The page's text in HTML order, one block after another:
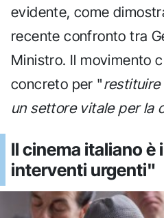
evidente, come
recente confronto tra
Ministro. Il movimento
concreto per "restituire
un settore vitale per la
Il cinema italiano
interventi urgenti"